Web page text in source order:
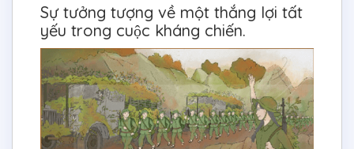
Sự tưởng tượng về một thắng lợi tất
yếu trong cuộc kháng chiến.